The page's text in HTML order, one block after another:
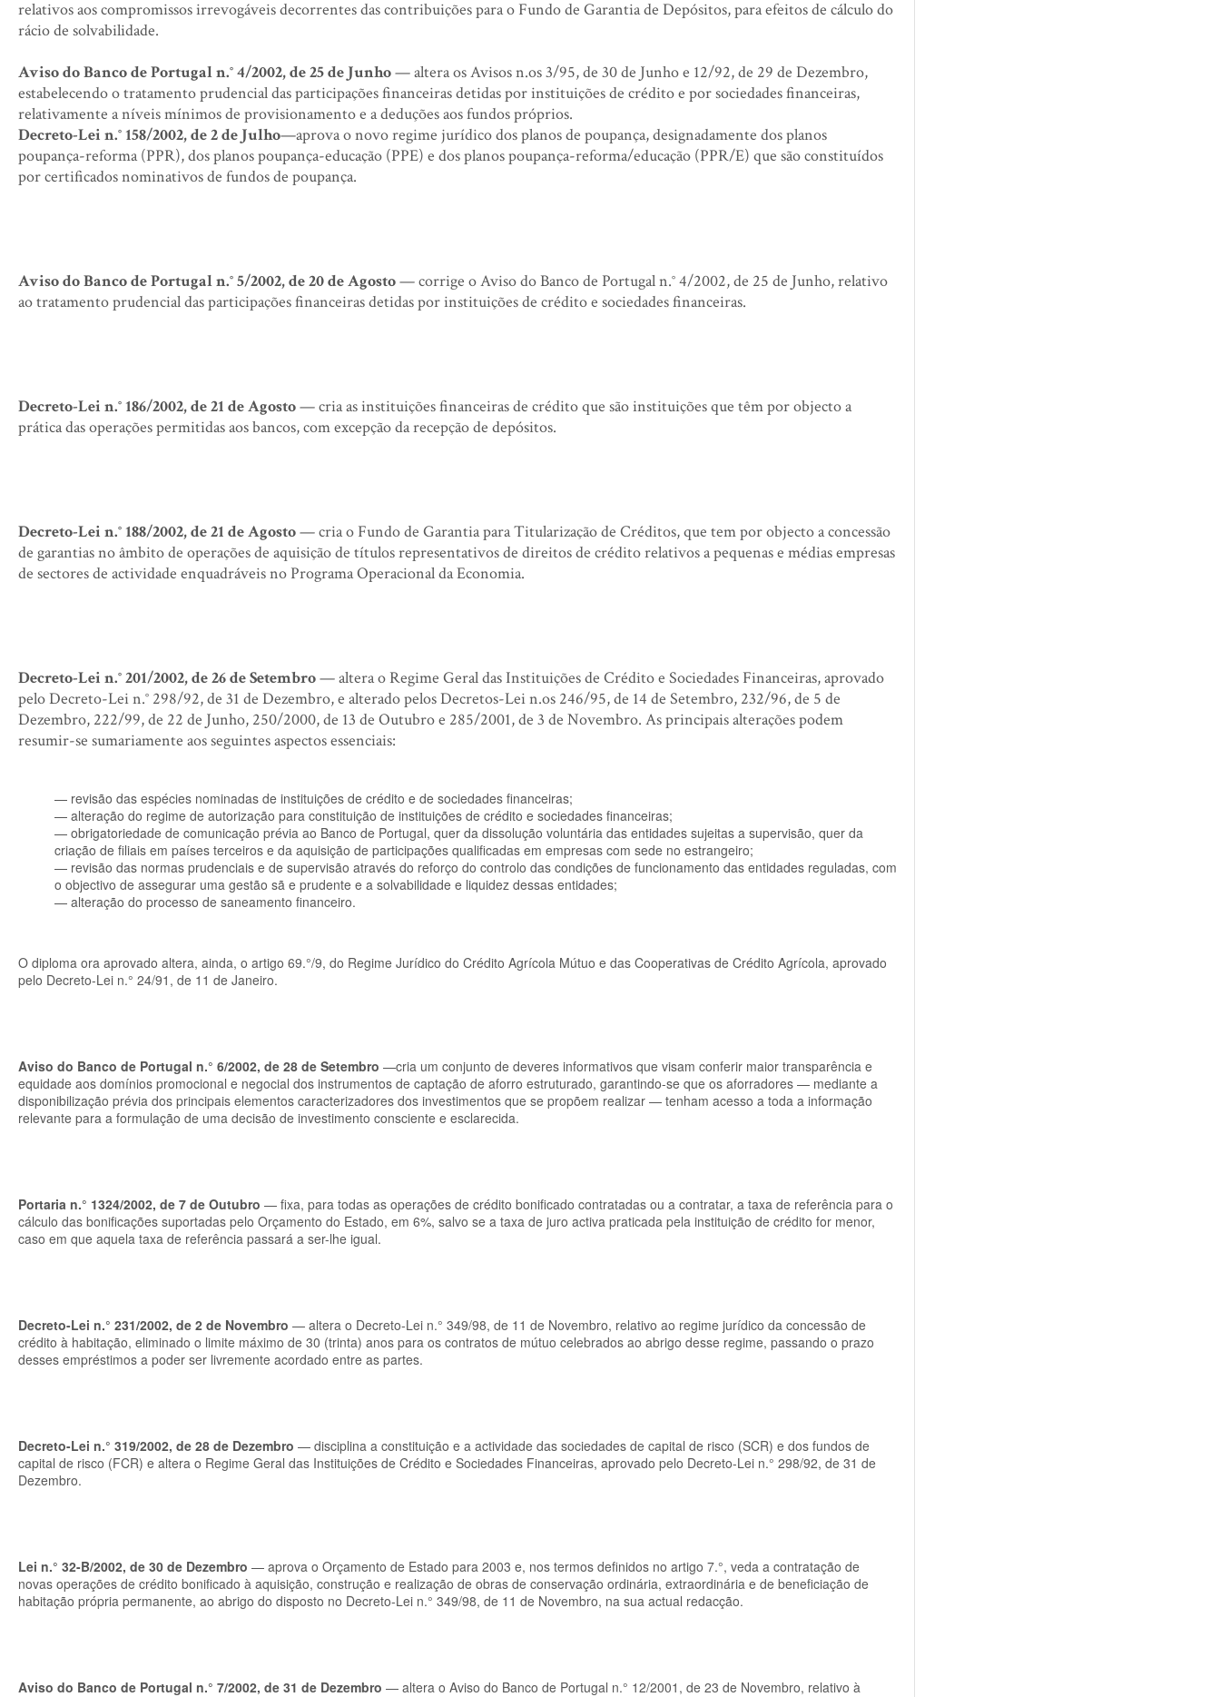
relativos aos compromissos irrevogáveis decorrentes das contribuições para o Fundo de Garantia de Depósitos, para efeitos de cálculo do
rácio de solvabilidade.
Aviso do Banco de Portugal n.° 4/2002, de 25 de Junho— altera os Avisos n.os 3/95, de 30 de Junho e 12/92, de 29 de Dezembro,
estabelecendo o tratamento prudencial das participações financeiras detidas por instituições de crédito e por sociedades financeiras,
relativamente a níveis mínimos de provisionamento e a deduções aos fundos próprios.
Decreto-Lei n.° 158/2002, de 2 de Julho—aprova o novo regime jurídico dos planos de poupança, designadamente dos planos
poupança-reforma (PPR), dos planos poupança-educação (PPE) e dos planos poupança-reforma/educação (PPR/E) que são constituídos
por certificados nominativos de fundos de poupança.
Aviso do Banco de Portugal n.° 5/2002, de 20 de Agosto— corrige o Aviso do Banco de Portugal n.° 4/2002, de 25 de Junho, relativo
ao tratamento prudencial das participações financeiras detidas por instituições de crédito e sociedades financeiras.
Decreto-Lei n.° 186/2002, de 21 de Agosto— cria as instituições financeiras de crédito que são instituições que têm por objecto a
prática das operações permitidas aos bancos, com excepção da recepção de depósitos.
Decreto-Lei n.° 188/2002, de 21 de Agosto— cria o Fundo de Garantia para Titularização de Créditos, que tem por objecto a concessão
de garantias no âmbito de operações de aquisição de títulos representativos de direitos de crédito relativos a pequenas e médias empresas
de sectores de actividade enquadráveis no Programa Operacional da Economia.
Decreto-Lei n.° 201/2002, de 26 de Setembro— altera o Regime Geral das Instituições de Crédito e Sociedades Financeiras, aprovado
pelo Decreto-Lei n.° 298/92, de 31 de Dezembro, e alterado pelos Decretos-Lei n.os 246/95, de 14 de Setembro, 232/96, de 5 de
Dezembro, 222/99, de 22 de Junho, 250/2000, de 13 de Outubro e 285/2001, de 3 de Novembro. As principais alterações podem
resumir-se sumariamente aos seguintes aspectos essenciais:
— revisão das espécies nominadas de instituições de crédito e de sociedades financeiras;
— alteração do regime de autorização para constituição de instituições de crédito e sociedades financeiras;
— obrigatoriedade de comunicação prévia ao Banco de Portugal, quer da dissolução voluntária das entidades sujeitas a supervisão, quer da
criação de filiais em países terceiros e da aquisição de participações qualificadas em empresas com sede no estrangeiro;
— revisão das normas prudenciais e de supervisão através do reforço do controlo das condições de funcionamento das entidades reguladas, com
o objectivo de assegurar uma gestão sã e prudente e a solvabilidade e liquidez dessas entidades;
— alteração do processo de saneamento financeiro.
O diploma ora aprovado altera, ainda, o artigo 69.°/9, do Regime Jurídico do Crédito Agrícola Mútuo e das Cooperativas de Crédito Agrícola, aprovado
pelo Decreto-Lei n.° 24/91, de 11 de Janeiro.
Aviso do Banco de Portugal n.° 6/2002, de 28 de Setembro —cria um conjunto de deveres informativos que visam conferir maior transparência e
equidade aos domínios promocional e negocial dos instrumentos de captação de aforro estruturado, garantindo-se que os aforradores — mediante a
disponibilização prévia dos principais elementos caracterizadores dos investimentos que se propõem realizar — tenham acesso a toda a informação
relevante para a formulação de uma decisão de investimento consciente e esclarecida.
Portaria n.° 1324/2002, de 7 de Outubro — fixa, para todas as operações de crédito bonificado contratadas ou a contratar, a taxa de referência para o
cálculo das bonificações suportadas pelo Orçamento do Estado, em 6%, salvo se a taxa de juro activa praticada pela instituição de crédito for menor,
caso em que aquela taxa de referência passará a ser-lhe igual.
Decreto-Lei n.° 231/2002, de 2 de Novembro — altera o Decreto-Lei n.° 349/98, de 11 de Novembro, relativo ao regime jurídico da concessão de
crédito à habitação, eliminado o limite máximo de 30 (trinta) anos para os contratos de mútuo celebrados ao abrigo desse regime, passando o prazo
desses empréstimos a poder ser livremente acordado entre as partes.
Decreto-Lei n.° 319/2002, de 28 de Dezembro — disciplina a constituição e a actividade das sociedades de capital de risco (SCR) e dos fundos de
capital de risco (FCR) e altera o Regime Geral das Instituições de Crédito e Sociedades Financeiras, aprovado pelo Decreto-Lei n.° 298/92, de 31 de
Dezembro.
Lei n.° 32-B/2002, de 30 de Dezembro — aprova o Orçamento de Estado para 2003 e, nos termos definidos no artigo 7.°, veda a contratação de
novas operações de crédito bonificado à aquisição, construção e realização de obras de conservação ordinária, extraordinária e de beneficiação de
habitação própria permanente, ao abrigo do disposto no Decreto-Lei n.° 349/98, de 11 de Novembro, na sua actual redacção.
Aviso do Banco de Portugal n.° 7/2002, de 31 de Dezembro — altera o Aviso do Banco de Portugal n.° 12/2001, de 23 de Novembro, relativo à